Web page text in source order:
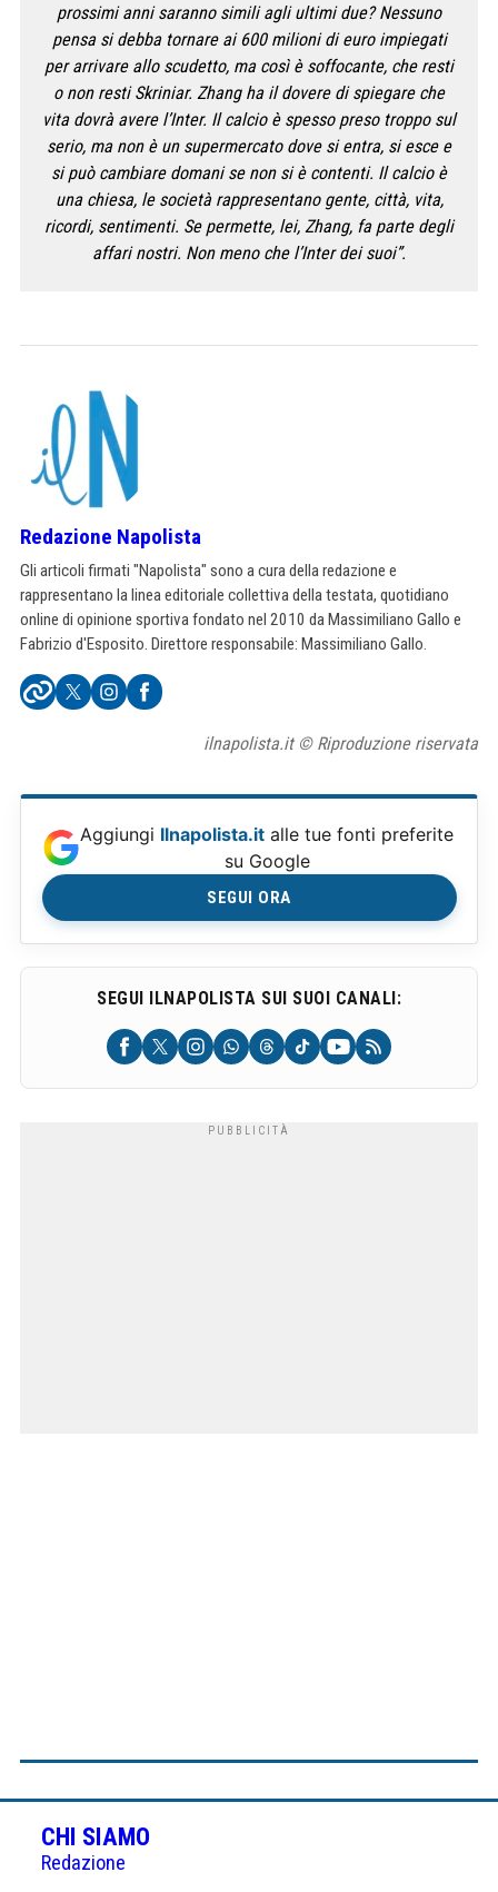
prossimi anni saranno simili agli ultimi due? Nessuno
pensa si debba tornare ai 600 milioni di euro impiegati
per arrivare allo scudetto, ma così è soffocante, che resti
o non resti Skriniar. Zhang ha il dovere di spiegare che
vita dovrà avere l’Inter. Il calcio è spesso preso troppo sul
serio, ma non è un supermercato dove si entra, si esce e
si può cambiare domani se non si è contenti. Il calcio è
una chiesa, le società rappresentano gente, città, vita,
ricordi, sentimenti. Se permette, lei, Zhang, fa parte degli
affari nostri. Non meno che l’Inter dei suoi”.
Redazione Napolista
Gli articoli firmati "Napolista" sono a cura della redazione e
rappresentano la linea editoriale collettiva della testata, quotidiano
online di opinione sportiva fondato nel 2010 da Massimiliano Gallo e
Fabrizio d'Esposito. Direttore responsabile: Massimiliano Gallo.
ilnapolista.it © Riproduzione riservata
Aggiungi Ilnapolista.it alle tue fonti preferite
su Google
SEGUI ORA
SEGUI ILNAPOLISTA SUI SUOI CANALI:
CHI SIAMO
Redazione